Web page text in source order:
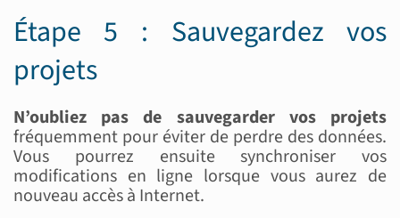
Étape 5 : Sauvegardez vos
projets
N’oubliez pas de sauvegarder vos projets
fréquemment pour éviter de perdre des données.
Vous pourrez ensuite synchroniser vos
modifications en ligne lorsque vous aurez de
nouveau accès à Internet.